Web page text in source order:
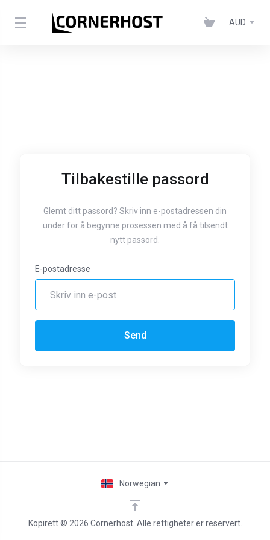
AUD
Tilbakestille passord
Glemt ditt passord? Skriv inn e-postadressen din
under for å begynne prosessen med å få tilsendt
nytt passord.
E-postadresse
Send
Kopirett © 2026 Cornerhost. Alle rettigheter er reservert.
Norwegian